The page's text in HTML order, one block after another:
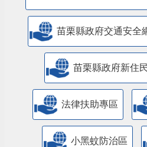
苗栗縣政府交通安全
苗栗縣政府新住
法律扶助專區
小黑蚊防治區